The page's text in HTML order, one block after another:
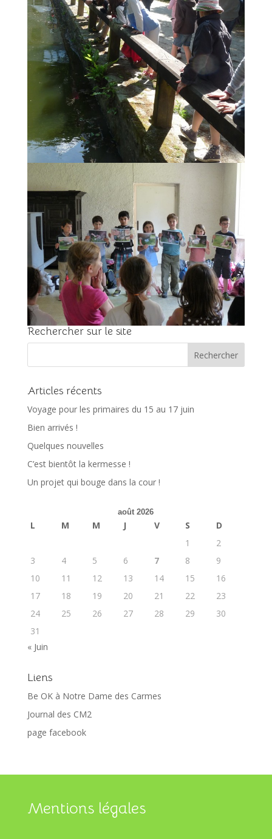
Rechercher sur le site
Articles récents
Voyage pour les primaires du 15 au 17 juin
Bien arrivés !
Quelques nouvelles
C’est bientôt la kermesse !
Un projet qui bouge dans la cour !
août 2026
L M M J V S
D
1
2
3
4 5 6 7 8
9
10
11 12 13 14 15
16
17
18 19 20 21 22
23
24
25 26 27 28 29
30
31
« Juin
Liens
Be OK à Notre Dame des Carmes
Journal des CM2
page facebook
Mentions légales